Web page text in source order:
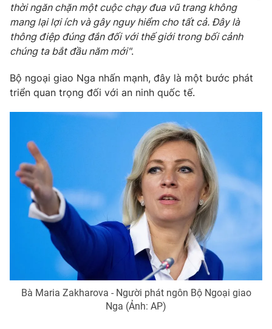
thời ngăn chặn một cuộc chạy đua vũ trang không
mang lại lợi ích và gây nguy hiểm cho tất cả. Đây là
thông điệp đúng đắn đối với thế giới trong bối cảnh
chúng ta bắt đầu năm mới".
Bộ ngoại giao Nga nhấn mạnh, đây là một bước phát
triển quan trọng đối với an ninh quốc tế.
Bà Maria Zakharova - Người phát ngôn Bộ Ngoại giao
Nga (Ảnh: AP)